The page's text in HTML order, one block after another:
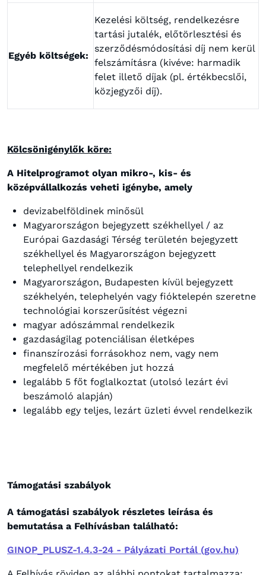
Egyéb költségek:
Kezelési költség, rendelkezésre
tartási jutalék, előtörlesztési és
szerződésmódosítási díj nem kerül
felszámításra (kivéve: harmadik
felet illető díjak (pl. értékbecslői,
közjegyzői díj).
Kölcsönigénylők köre:
A Hitelprogramot olyan mikro-, kis- és
középvállalkozás veheti igénybe, amely
devizabelföldinek minősül
Magyarországon bejegyzett székhellyel / az
Európai Gazdasági Térség területén bejegyzett
székhellyel és Magyarországon bejegyzett
telephellyel rendelkezik
Magyarországon, Budapesten kívül bejegyzett
székhelyén, telephelyén vagy fióktelepén szeretne
technológiai korszerűsítést végezni
magyar adószámmal rendelkezik
gazdaságilag potenciálisan életképes
finanszírozási forrásokhoz nem, vagy nem
megfelelő mértékében jut hozzá
legalább 5 főt foglalkoztat (utolsó lezárt évi
beszámoló alapján)
legalább egy teljes, lezárt üzleti évvel rendelkezik
Támogatási szabályok
A támogatási szabályok részletes leírása és
bemutatása a Felhívásban található:
GINOP_PLUSZ-1.4.3-24 - Pályázati Portál (gov.hu)